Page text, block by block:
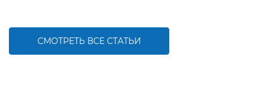
СМОТРЕТЬ ВСЕ СТАТЬИ